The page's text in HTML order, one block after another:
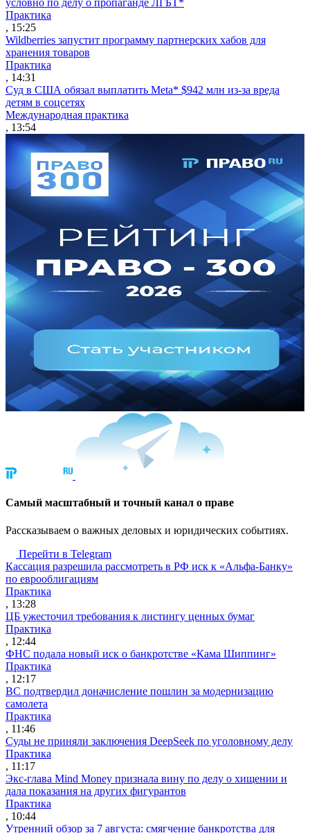
условно по делу о пропаганде ЛГБТ*
Практика
, 15:25
Wildberries запустит программу партнерских хабов для
хранения товаров
Практика
, 14:31
Суд в США обязал выплатить Meta* $942 млн из-за вреда
детям в соцсетях
Международная практика
, 13:54
Cамый масштабный и точный канал о праве
Рассказываем о важных деловых и юридических событиях.
Перейти в Telegram
Кассация разрешила рассмотреть в РФ иск к «Альфа-Банку»
по еврооблигациям
Практика
, 13:28
ЦБ ужесточил требования к листингу ценных бумаг
Практика
, 12:44
ФНС подала новый иск о банкротстве «Кама Шиппинг»
Практика
, 12:17
ВС подтвердил доначисление пошлин за модернизацию
самолета
Практика
, 11:46
Суды не приняли заключения DeepSeek по уголовному делу
Практика
, 11:17
Экс-глава Mind Money признала вину по делу о хищении и
дала показания на других фигурантов
Практика
, 10:44
Утренний обзор за 7 августа: смягчение банкротства для